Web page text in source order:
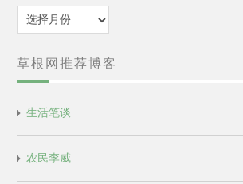
归
档
草根网推荐博客
生活笔谈
农民李威